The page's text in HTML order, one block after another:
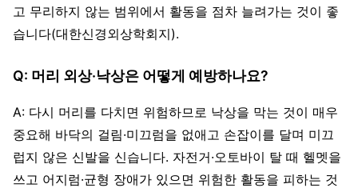
고 무리하지 않는 범위에서 활동을 점차 늘려가는 것이 좋
습니다(대한신경외상학회지).
Q: 머리 외상·낙상은 어떻게 예방하나요?
A: 다시 머리를 다치면 위험하므로 낙상을 막는 것이 매우
중요해 바닥의 걸림·미끄럼을 없애고 손잡이를 달며 미끄
럽지 않은 신발을 신습니다. 자전거·오토바이 탈 때 헬멧을
쓰고 어지럼·균형 장애가 있으면 위험한 활동을 피하는 것